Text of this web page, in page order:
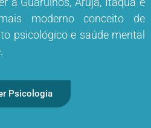
moderno conceito de
psicológico e saúde mental
Psicologia